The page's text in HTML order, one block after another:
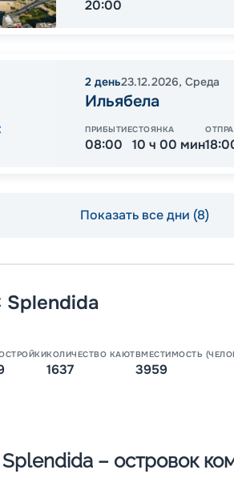
20:00
2 день23.12.2026, Среда
Ильябела
ПРИБЫТИЕ
08:00
СТОЯНКА
10 ч 00 мин
Показать все дни (8)
Splendida
КОЛИЧЕСТВО КАЮТ
1637
ВМЕСТИМОСТЬ
3959
– островок